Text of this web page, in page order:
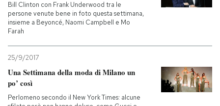
PODCAST
NEWSLETTER
I MIEI PREFERITI
Bill Clinton con Frank Underwood tra le
persone venute bene in foto questa settimana,
insieme a Beyoncé, Naomi Campbell e Mo
Farah
25/9/2017
Una Settimana della moda di Milano un
po’ così
Perlomeno secondo il New York Times: alcune